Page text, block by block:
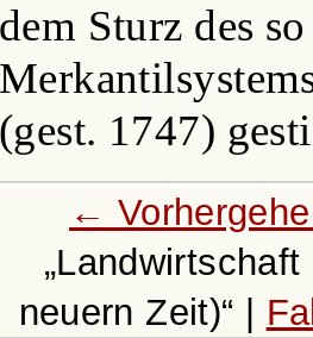
dem Sturz des
(gest. 1747)
←
neuern Zeit)